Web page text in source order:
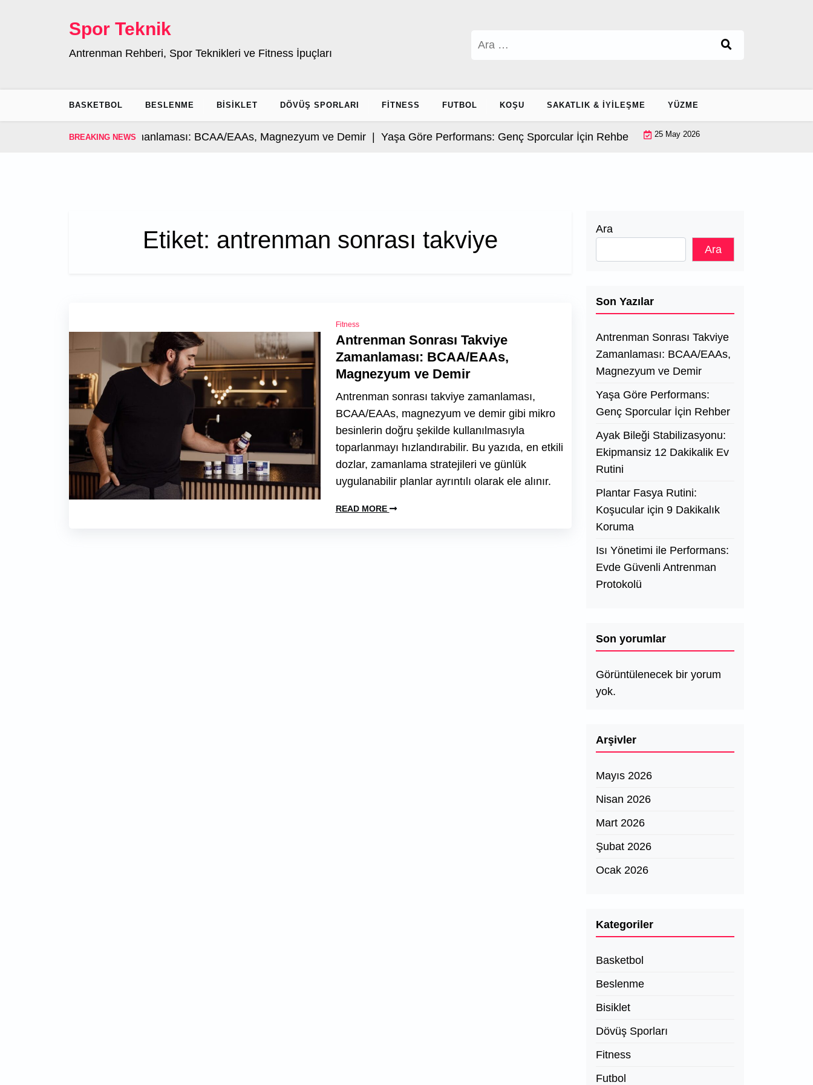
Spor Teknik
Antrenman Rehberi, Spor Teknikleri ve Fitness İpuçları
BASKETBOL BESLENME BISIKLET DÖVÜŞ SPORLARI FITNESS FUTBOL KOŞU SAKATLIK & İYILEŞME YÜZME
BREAKING NEWS
Sonrası Takviye Zamanlaması: BCAA/EAAs, Magnezyum ve Demir | Yaşa Göre Performans: Genç Sporcular İçin Rehber | Ayak Bileği Stabilizasyonu:
25 May 2026
Etiket: antrenman sonrası takviye
Fitness
Antrenman Sonrası Takviye
Zamanlaması: BCAA/EAAs,
Magnezyum ve Demir
Antrenman sonrası takviye zamanlaması,
BCAA/EAAs, magnezyum ve demir gibi mikro
besinlerin doğru şekilde kullanılmasıyla
toparlanmayı hızlandırabilir. Bu yazıda, en etkili
dozlar, zamanlama stratejileri ve günlük
uygulanabilir planlar ayrıntılı olarak ele alınır.
READ MORE
Ara
Ara
Son Yazılar
Antrenman Sonrası Takviye
Zamanlaması: BCAA/EAAs,
Magnezyum ve Demir
Yaşa Göre Performans:
Genç Sporcular İçin Rehber
Ayak Bileği Stabilizasyonu:
Ekipmansiz 12 Dakikalik Ev
Rutini
Plantar Fasya Rutini:
Koşucular için 9 Dakikalık
Koruma
Isı Yönetimi ile Performans:
Evde Güvenli Antrenman
Protokolü
Son yorumlar
Görüntülenecek bir yorum
yok.
Arşivler
Mayıs 2026
Nisan 2026
Mart 2026
Şubat 2026
Ocak 2026
Kategoriler
Basketbol
Beslenme
Bisiklet
Dövüş Sporları
Fitness
Futbol